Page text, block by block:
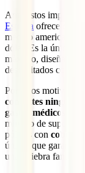
Ante estos
Estrella ofrece
médico americano,
dólar. Es la única
máximo, diseñada
desorbitados como
Por estos motivos,
contrates ningún
gastos médicos
.
mínimo de
pólizas con
únicas que
una quiebra familiar